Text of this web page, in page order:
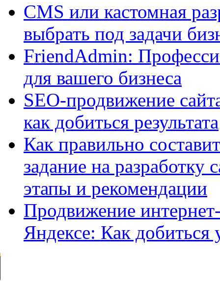
CMS или кастомная
выбрать под задачи
FriendAdmin:
для вашего бизнеса
SEO-продвижение
как добиться результата
Как правильно
задание на разработку
этапы и рекомендации
Продвижение
Яндексе: Как добиться